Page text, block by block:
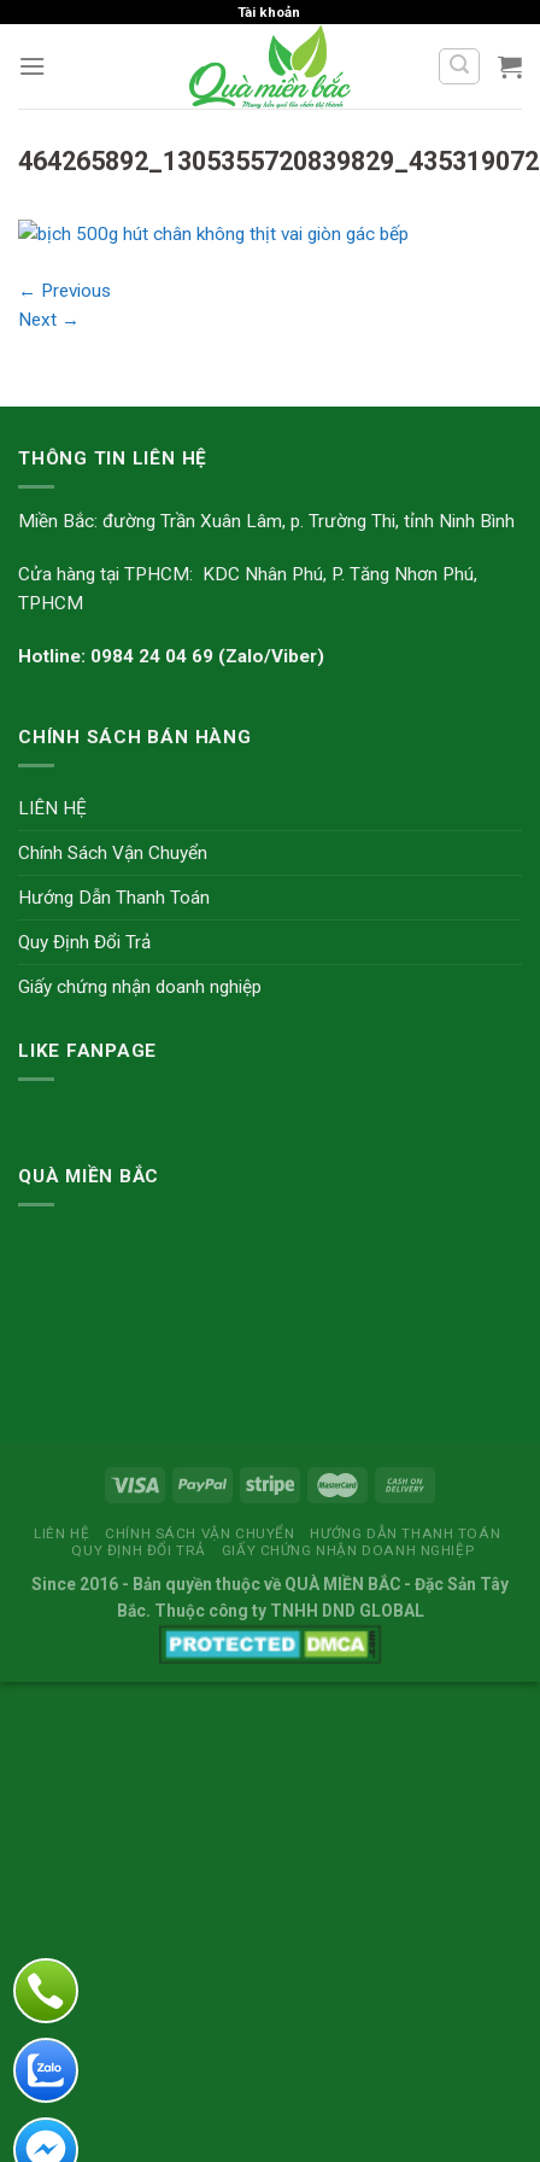
content
Tài khoản
← Previous
Next →
THÔNG TIN LIÊN HỆ
Miền Bắc: đường Trần Xuân Lâm, p. Trường Thi, tỉnh Ninh Bình
Cửa hàng tại TPHCM: KDC Nhân Phú, P. Tăng Nhơn Phú,
TPHCM
Hotline: 0984 24 04 69 (Zalo/Viber)
CHÍNH SÁCH BÁN HÀNG
LIÊN HỆ
Chính Sách Vận Chuyển
Hướng Dẫn Thanh Toán
Quy Định Đổi Trả
Giấy chứng nhận doanh nghiệp
LIKE FANPAGE
QUÀ MIỀN BẮC
LIÊN HỆ CHÍNH SÁCH VẬN CHUYỂN
HƯỚNG DẪN THANH TOÁN
QUY ĐỊNH ĐỔI TRẢ
GIẤY CHỨNG NHẬN DOANH NGHIỆP
Since 2016 - Bản quyền thuộc về QUÀ MIỀN BẮC - Đặc Sản Tây
Bắc. Thuộc công ty TNHH DND GLOBAL